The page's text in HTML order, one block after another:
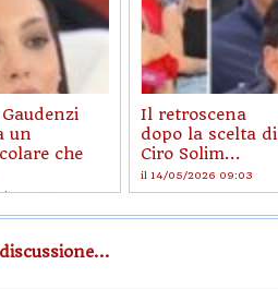
un
che
2026 17:29
Il retroscena
dopo la scelta di
Ciro Solim...
il 14/05/2026 09:03